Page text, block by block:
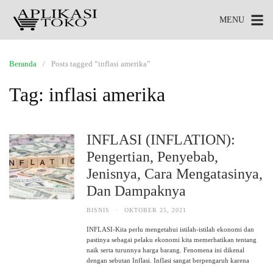
MENU
Beranda Posts tagged “inflasi amerika”
Tag: inflasi amerika
INFLASI (INFLATION):
Pengertian, Penyebab,
Jenisnya, Cara Mengatasinya,
Dan Dampaknya
BISNIS · OKTOBER 25, 2021
INFLASI-Kita perlu mengetahui istilah-istilah ekonomi dan
pastinya sebagai pelaku ekonomi kita memerhatikan tentang
naik serta turunnya harga barang. Fenomena ini dikenal
dengan sebutan Inflasi. Inflasi sangat berpengaruh karena